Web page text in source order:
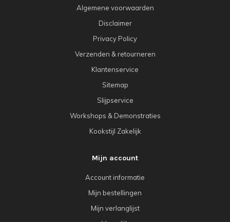
Algemene voorwaarden
Disclaimer
Privacy Policy
Verzenden & retourneren
Klantenservice
Sitemap
Slijpservice
Workshops & Demonstraties
Kookstijl Zakelijk
Mijn account
Account informatie
Mijn bestellingen
Mijn verlanglijst